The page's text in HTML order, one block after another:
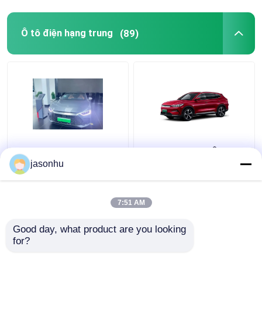
Ô tô điện hạng trung (89)
BYD Han Xe điện hạng
trungjasonhu
7:51 AM
Good day, what product are you looking
for?